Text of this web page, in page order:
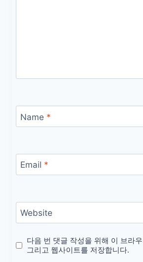
Name *
Email *
Website
다음 번 댓글 작성을 위해 이 브라
그리고 웹사이트를 저장합니다.